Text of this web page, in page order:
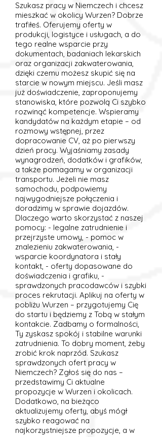
Szukasz pracy w Niemczech i chcesz
mieszkać w okolicy Wurzen? Dobrze
trafiłeś. Oferujemy oferty w
produkcji, logistyce i usługach, a do
tego realne wsparcie przy
dokumentach, badaniach lekarskich
oraz organizacji zakwaterowania,
dzięki czemu możesz skupić się na
starcie w nowym miejscu. Jeśli masz
już doświadczenie, zaproponujemy
stanowiska, które pozwolą Ci szybko
rozwinąć kompetencje. Wspieramy
kandydatów na każdym etapie – od
rozmowy wstępnej, przez
dopracowanie CV, aż po pierwszy
dzień pracy. Wyjaśniamy zasady
wynagrodzeń, dodatków i grafików,
a także pomagamy w organizacji
transportu. Jeżeli nie masz
samochodu, podpowiemy
najwygodniejsze połączenia i
doradzimy w sprawie dojazdów.
Dlaczego warto skorzystać z naszej
pomocy: - legalne zatrudnienie i
przejrzyste umowy, - pomoc w
znalezieniu zakwaterowania, -
wsparcie koordynatora i stały
kontakt, - oferty dopasowane do
doświadczenia i grafiku, -
sprawdzonych pracodawców i szybki
proces rekrutacji. Aplikuj na oferty w
pobliżu Wurzen – przygotujemy Cię
do startu i będziemy z Tobą w stałym
kontakcie. Zadbamy o formalności,
Ty zyskasz spokój i stabilne warunki
zatrudnienia. To dobry moment, żeby
zrobić krok naprzód. Szukasz
sprawdzonych ofert pracy w
Niemczech? Zgłoś się do nas –
przedstawimy Ci aktualne
propozycje w Wurzen i okolicach.
Dodatkowo, na bieżąco
aktualizujemy oferty, abyś mógł
szybko reagować na
najkorzystniejsze propozycje, a w